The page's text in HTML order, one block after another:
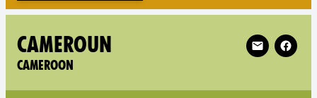
CAMEROUN
CAMEROON
Follow XR